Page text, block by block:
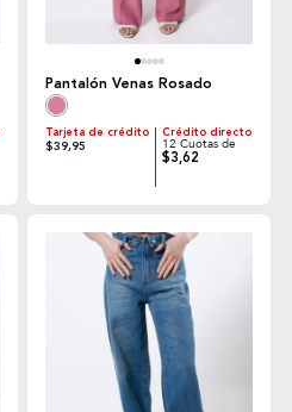
Pantalón Venas Rosado
Tarjeta de crédito
$39,95
Crédito directo
12 Cuotas de
$3,62